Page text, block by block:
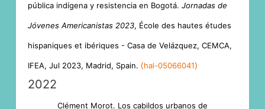
pública indígena y resistencia en Bogotá. Jornadas de
Jóvenes Americanistas 2023, École des hautes études
hispaniques et ibériques - Casa de Velázquez, CEMCA,
IFEA, Jul 2023, Madrid, Spain. ⟨hal-05066041⟩
2022
Clément Morot. Los cabildos urbanos de